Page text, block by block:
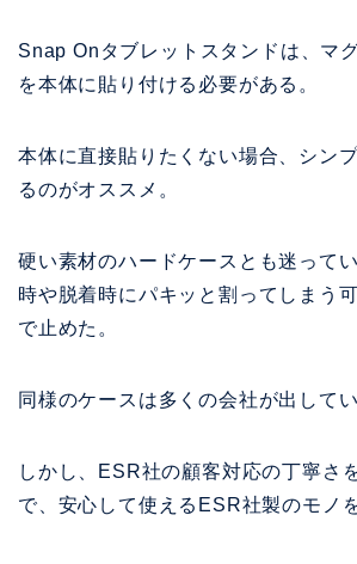
Snap Onタブレットスタンドは、マ
を本体に貼り付ける必要がある。
本体に直接貼りたくない場合、シン
るのがオススメ。
硬い素材のハードケースとも迷って
時や脱着時にパキッと割ってしまう
で止めた。
同様のケースは多くの会社が出してい
しかし、ESR社の顧客対応の丁寧さ
で、安心して使えるESR社製のモノ